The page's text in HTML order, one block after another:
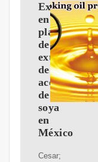
Experto
en
plantas
de
extracción
de
aceite
de
soya
en
México
Cesar;